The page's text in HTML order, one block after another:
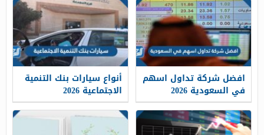
افضل شركة تداول اسهم
في السعودية 2026
أنواع سيارات بنك التنمية
الاجتماعية 2026